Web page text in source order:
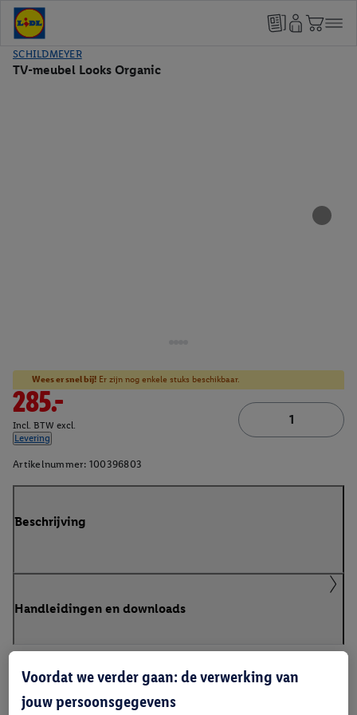
SCHILDMEYER
TV-meubel Looks Organic
Wees er snel bij! Er zijn nog enkele stuks beschikbaar.
285.-
Incl. BTW excl.
Levering
Artikelnummer: 100396803
Beschrijving
Handleidingen en downloads
Voordat we verder gaan: de verwerking van
jouw persoonsgegevens